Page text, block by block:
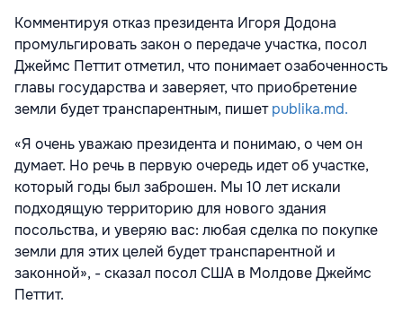
Комментируя отказ президента Игоря Додона
промульгировать закон о передаче участка, посол
Джеймс Петтит отметил, что понимает озабоченность
главы государства и заверяет, что приобретение
земли будет транспарентным, пишетpublika.md.
«Я очень уважаю президента и понимаю, о чем он
думает. Но речь в первую очередь идет об участке,
который годы был заброшен. Мы 10 лет искали
подходящую территорию для нового здания
посольства, и уверяю вас: любая сделка по покупке
земли для этих целей будет транспарентной и
законной», - сказал посол США в Молдове Джеймс
Петтит.